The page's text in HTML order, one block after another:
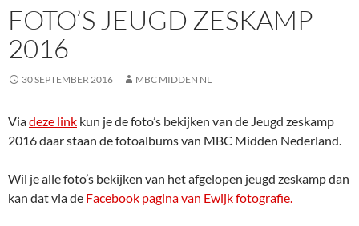
FOTO’S JEUGD ZESKAMP
2016
30 SEPTEMBER 2016 MBC MIDDEN NL
Viadeze link kun je de foto’s bekijken van de Jeugd zeskamp
2016 daar staan de fotoalbums van MBC Midden Nederland.
Wil je alle foto’s bekijken van het afgelopen jeugd zeskamp dan
kan dat via de Facebook pagina van Ewijk fotografie.